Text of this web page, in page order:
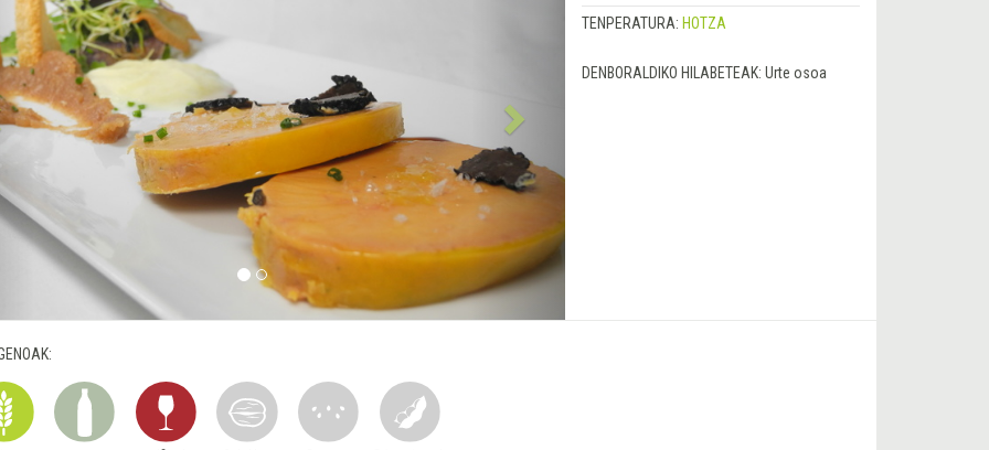
TENPERATURA: HOTZA
DENBORALDIKO HILABETEAK: Urte osoa